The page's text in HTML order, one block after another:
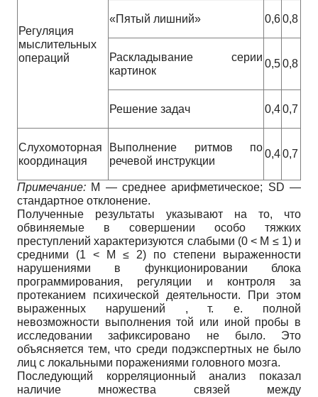
Регуляция
мыслительных
операций
«Пятый лишний» 0,60,8
Раскладывание серии
картинок
0,50,8
Решение задач 0,40,7
Слухомоторная
координация
Выполнение ритмов по
речевой инструкции
0,40,7
Примечание: M — среднее арифметическое; SD —
стандартное отклонение.
Полученные результаты указывают на то, что
обвиняемые в совершении особо тяжких
преступлений характеризуются слабыми (0 < M ≤ 1) и
средними (1 < M ≤ 2) по степени выраженности
нарушениями в функционировании блока
программирования, регуляции и контроля за
протеканием психической деятельности. При этом
выраженных нарушений , т. е. полной
невозможности выполнения той или иной пробы в
исследовании зафиксировано не было. Это
объясняется тем, что среди подэкспертных не было
лиц с локальными поражениями головного мозга.
Последующий корреляционный анализ показал
наличие множества связей между